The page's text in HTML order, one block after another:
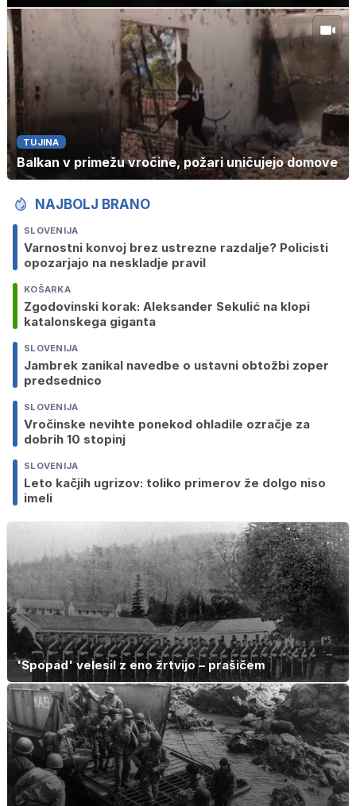
TUJINA
Balkan v primežu vročine, požari uničujejo domove
NAJBOLJ BRANO
SLOVENIJA
Varnostni konvoj brez ustrezne razdalje? Policisti
opozarjajo na neskladje pravil
KOŠARKA
Zgodovinski korak: Aleksander Sekulić na klopi
katalonskega giganta
SLOVENIJA
Jambrek zanikal navedbe o ustavni obtožbi zoper
predsednico
SLOVENIJA
Vročinske nevihte ponekod ohladile ozračje za
dobrih 10 stopinj
SLOVENIJA
Leto kačjih ugrizov: toliko primerov že dolgo niso
imeli
'Spopad' velesil z eno žrtvijo – prašičem